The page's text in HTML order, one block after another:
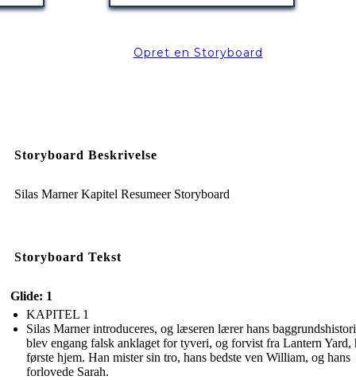
Opret en Storyboard
Storyboard Beskrivelse
Silas Marner Kapitel Resumeer Storyboard
Storyboard Tekst
Glide: 1
KAPITEL 1
Silas Marner introduceres, og læseren lærer hans
blev engang falsk anklaget for tyveri, og forvist fra Lantern Yard,
første hjem. Han mister sin tro, hans bedste ven William, og hans
forlovede Sarah.